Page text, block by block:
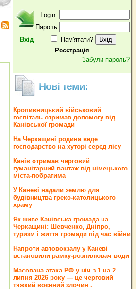
Вхід
Login:
Пароль
Пам'ятати?
Реєстрація
Забули пароль?
Нові теми:
Кропивницький військовий
госпіталь отримав допомогу від
Канівської громади
На Черкащині родина веде
господарство на хуторі серед лісу
Канів отримав черговий
гуманітарний вантаж від німецького
міста-побратима
У Каневі надали землю для
будівництва греко‐католицького
храму
Як живе Канівська громада на
Черкащині: Шевченко, Дніпро,
туризм і життя громади під час війни
Напроти автовокзалу у Каневі
встановили рамку-розпилювач води
Масована атака РФ у ніч з 1 на 2
липня 2026 року — це черговий
тяжкий воєнний злочин .